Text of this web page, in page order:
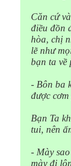
Căn cứ
điều đồn
hòa, chị
lẽ như
bạn ta về
- Bôn ba
được
Bạn Ta
tui, nên
- Mày
mày đi